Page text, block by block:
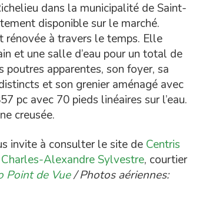
dans la municipalité de Saint-
disponible sur le marché.
rénovée à travers le temps. Elle
et une salle d’eau pour un total de
poutres apparentes, son foyer, sa
et son grenier aménagé avec
pc avec 70 pieds linéaires sur l’eau.
creusée.
invite à consulter le site de Centris
Charles-Alexandre Sylvestre, courtier
Point de Vue/ Photos aériennes: